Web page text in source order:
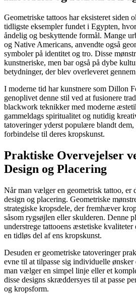
Geometriske tattoos har eksisteret siden
tidligste eksempler fundet i Egypten,
åndelig og beskyttende formål. Mange
og Native Americans, anvendte også
symboler på identitet og tro. Disse
kunstneriske, men bar også på dybe
betydninger, der blev overleveret
I moderne tid har kunstnere som Dillon
genoplivet denne stil ved at fusionere
blackwork teknikker med moderne
gammeldags spiritualitet og nutidig
tatoveringer yderst populære blandt dem,
forbindelse til deres kropskunst.
Praktiske Overvejelser
Design og Placering
Når man vælger en geometrisk tattoo, er
design og placering. Geometriske
strategiske kropsdele, der fremhæver
såsom rygsøjlen eller skulderen. Denne
understrege tattooens æstetiske
en tidløs del af ens kropskunst.
Desuden er geometriske tatoveringer
evne til at tilpasse sig individuelle
man vælger en simpel linje eller et
disse designs skræddersyes til at passe
og kropsform.